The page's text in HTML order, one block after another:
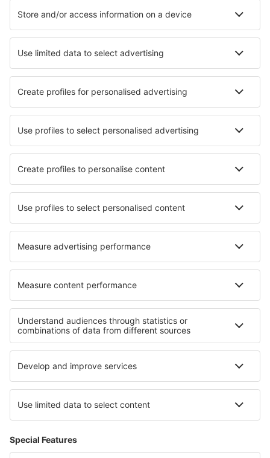
Cazare în Toronto Cazare în Edmonton (AB)
Cazare în Montreal Cazare în Halifax
Cazare în Powell River Cazare în Boischatel
Cele mai bune locuri de cazare - orașe
Cazare în Elmont Cazare în Questa
Cazare în Bexleyheath Cazare în Replonges
Cazare în Seaman Cazare în Navalafuente
Cele mai bune locuri de cazare - regiuni
Cazare in Insula Prințului Edward
Cazare în Parcul Național Banff
Cazare în Parcul Național Jasper
Cazare in Guvernoratul Qena Cazare in Sudetes